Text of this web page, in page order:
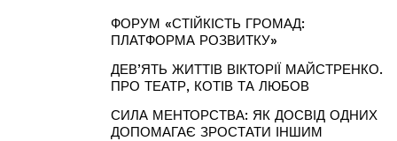
ФОРУМ «СТІЙКІСТЬ ГРОМАД:
ПЛАТФОРМА РОЗВИТКУ»
ДЕВ’ЯТЬ ЖИТТІВ ВІКТОРІЇ МАЙСТРЕНКО.
ПРО ТЕАТР, КОТІВ ТА ЛЮБОВ
СИЛА МЕНТОРСТВА: ЯК ДОСВІД ОДНИХ
ДОПОМАГАЄ ЗРОСТАТИ ІНШИМ